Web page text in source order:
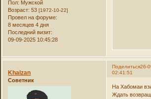
Пол: Мужской
Возраст: 53[1972-10-22]
Провел на форуме:
8 месяцев 4 дня
Последний визит:
09-09-2025 10:45:28
Поделиться26-
02:41:51
Khalzan
Советник
На Хабомаи
Ждать